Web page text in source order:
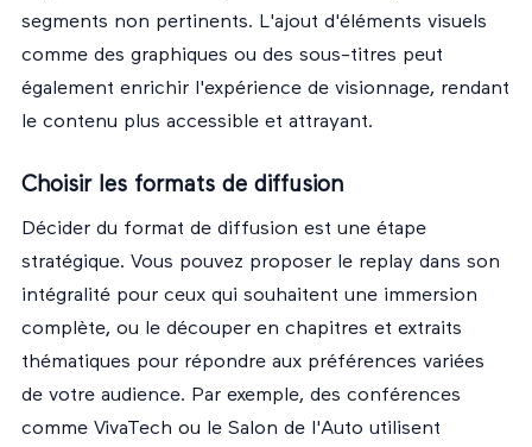
segments non pertinents. L'ajout d'éléments visuels
comme des graphiques ou des sous-titres peut
également enrichir l'expérience de visionnage, rendant
le contenu plus accessible et attrayant.
Choisir les formats de diffusion
Décider du format de diffusion est une étape
stratégique. Vous pouvez proposer le replay dans son
intégralité pour ceux qui souhaitent une immersion
complète, ou le découper en chapitres et extraits
thématiques pour répondre aux préférences variées
de votre audience. Par exemple, des conférences
comme VivaTech ou le Salon de l'Auto utilisent